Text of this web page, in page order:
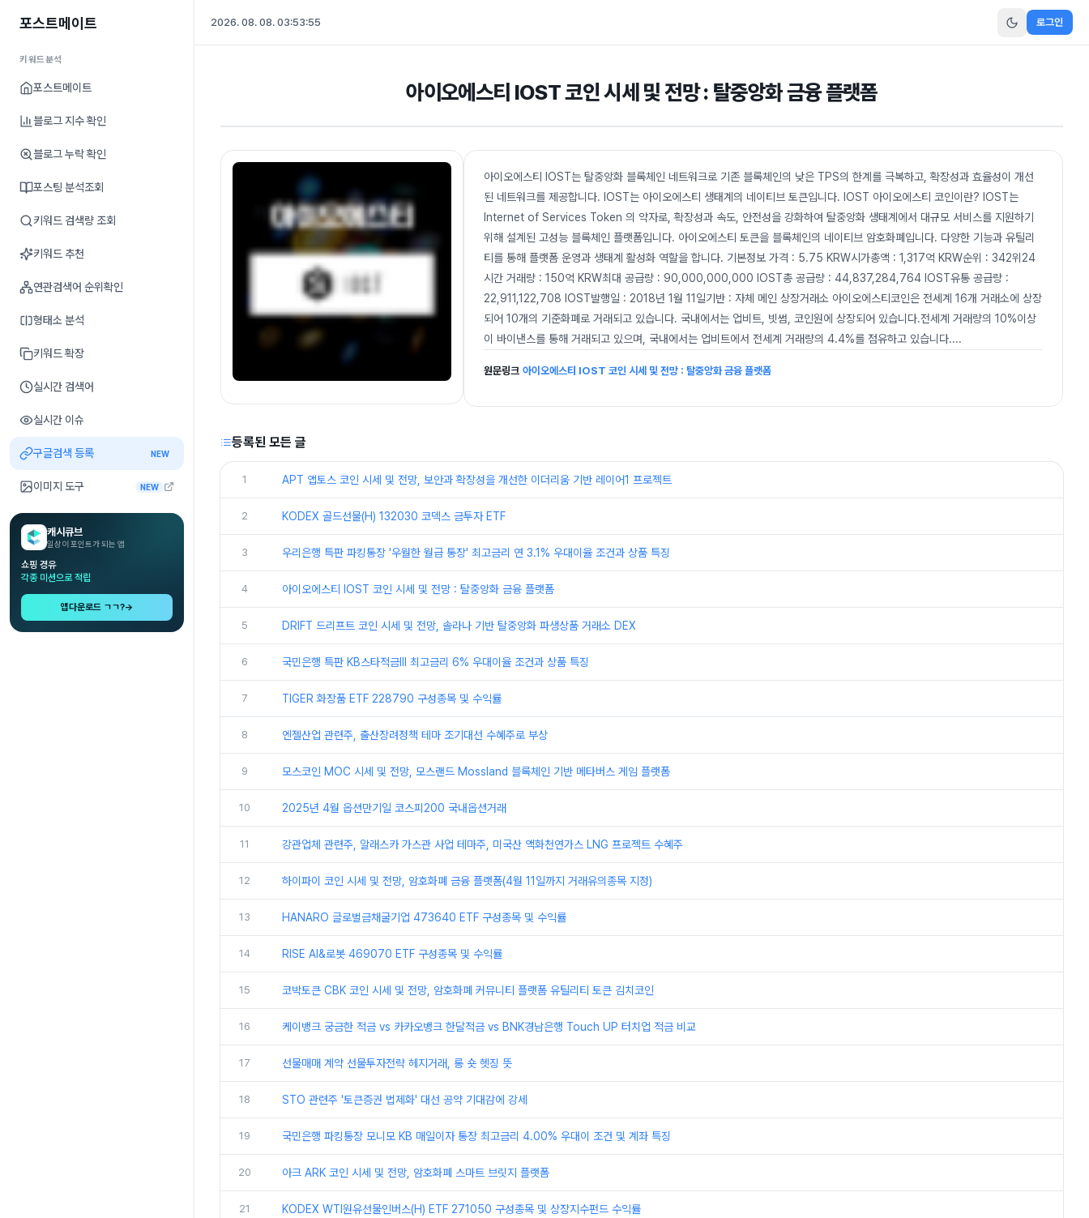
포스트메이트
키워드분석
포스트메이트
블로그 지수 확인
블로그 누락 확인
포스팅 분석조회
키워드 검색량 조회
키워드 추천
연관검색어 순위확인
형태소 분석
키워드 확장
실시간 검색어
실시간 이슈
구글검색 등록 NEW
이미지 도구 NEW
캐시큐브
일상이 포인트가 되는 앱
쇼핑 경유
각종 미션으로 적립
앱다운로드 ㄱㄱ?→
2026. 08. 08. 03:53:55 로그인
아이오에스티 IOST 코인 시세 및 전망 : 탈중앙화 금융 플랫폼
아이오에스티 IOST는 탈중앙화 블록체인 네트워크로 기존 블록체인의 낮은 TPS의 한계를 극복하고, 확장성과 효율성이 개선
된 네트워크를 제공합니다. IOST는 아이오에스티 생태계의 네이티브 토큰입니다. IOST 아이오에스티 코인이란? IOST는
Internet of Services Token 의 약자로, 확장성과 속도, 안전성을 강화하여 탈중앙화 생태계에서 대규모 서비스를 지원하기
위해 설계된 고성능 블록체인 플랫폼입니다. 아이오에스티 토큰을 블록체인의 네이티브 암호화폐입니다. 다양한 기능과 유틸리
티를 통해 플랫폼 운영과 생태계 활성화 역할을 합니다. 기본정보 가격 : 5.75 KRW시가총액 : 1,317억 KRW순위 : 342위24
시간 거래량 : 150억 KRW최대 공급량 : 90,000,000,000 IOST총 공급량 : 44,837,284,764 IOST유통 공급량 :
22,911,122,708 IOST발행일 : 2018년 1월 11일기반 : 자체 메인 상장거래소 아이오에스티코인은 전세계 16개 거래소에 상장
되어 10개의 기준화폐로 거래되고 있습니다. 국내에서는 업비트, 빗썸, 코인원에 상장되어 있습니다.전세계 거래량의 10%이상
이 바이낸스를 통해 거래되고 있으며, 국내에서는 업비트에서 전세계 거래량의 4.4%를 점유하고 있습니다....
원문링크 아이오에스티 IOST 코인 시세 및 전망 : 탈중앙화 금융 플랫폼
등록된 모든 글
1 APT 앱토스 코인 시세 및 전망, 보안과 확장성을 개선한 이더리움 기반 레이어1 프로젝트
2 KODEX 골드선물(H) 132030 코덱스 금투자 ETF
3 우리은행 특판 파킹통장 '우월한 월급 통장' 최고금리 연 3.1% 우대이율 조건과 상품 특징
4 아이오에스티 IOST 코인 시세 및 전망 : 탈중앙화 금융 플랫폼
5 DRIFT 드리프트 코인 시세 및 전망, 솔라나 기반 탈중앙화 파생상품 거래소 DEX
6 국민은행 특판 KB스타적금Ⅲ 최고금리 6% 우대이율 조건과 상품 특징
7 TIGER 화장품 ETF 228790 구성종목 및 수익률
8 엔젤산업 관련주, 출산장려정책 테마 조기대선 수혜주로 부상
9 모스코인 MOC 시세 및 전망, 모스랜드 Mossland 블록체인 기반 메타버스 게임 플랫폼
10 2025년 4월 옵션만기일 코스피200 국내옵션거래
11 강관업체 관련주, 알래스카 가스관 사업 테마주, 미국산 액화천연가스 LNG 프로젝트 수혜주
12 하이파이 코인 시세 및 전망, 암호화폐 금융 플랫폼(4월 11일까지 거래유의종목 지정)
13 HANARO 글로벌금채굴기업 473640 ETF 구성종목 및 수익률
14 RISE AI&로봇 469070 ETF 구성종목 및 수익률
15 코박토큰 CBK 코인 시세 및 전망, 암호화폐 커뮤니티 플랫폼 유틸리티 토큰 김치코인
16 케이뱅크 궁금한 적금 vs 카카오뱅크 한달적금 vs BNK경남은행 Touch UP 터치업 적금 비교
17 선물매매 계약 선물투자전략 헤지거래, 롱 숏 헷징 뜻
18 STO 관련주 '토큰증권 법제화' 대선 공약 기대감에 강세
19 국민은행 파킹통장 모니모 KB 매일이자 통장 최고금리 4.00% 우대이 조건 및 계좌 특징
20 아크 ARK 코인 시세 및 전망, 암호화폐 스마트 브릿지 플랫폼
21 KODEX WTI원유선물인버스(H) ETF 271050 구성종목 및 상장지수펀드 수익률